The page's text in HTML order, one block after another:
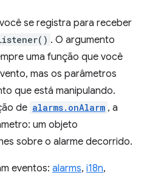
se registra para receber
. O argumento
uma função que você
mas os parâmetros
que está manipulando.
de alarms.onAlarm , a
um objeto
sobre o alarme decorrido.
eventos: alarms, i18n,